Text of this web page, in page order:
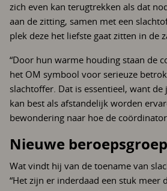
zich even kan terugtrekken als dat
aan de zitting, samen met een
plek deze het liefste gaat zitten in de
“Door hun warme houding staan de
het OM symbool voor serieuze
slachtoffer. Dat is essentieel, want
kan best als afstandelijk worden
bewondering naar hoe de
Nieuwe beroepsgroep
Wat vindt hij van de toename van
“Het zijn er inderdaad een stuk meer